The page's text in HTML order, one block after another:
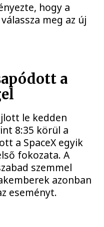
hogy a
meg az új
a
le kedden
8:35 körül a
a SpaceX egyik
fokozata. A
szemmel
azonban
eseményt.